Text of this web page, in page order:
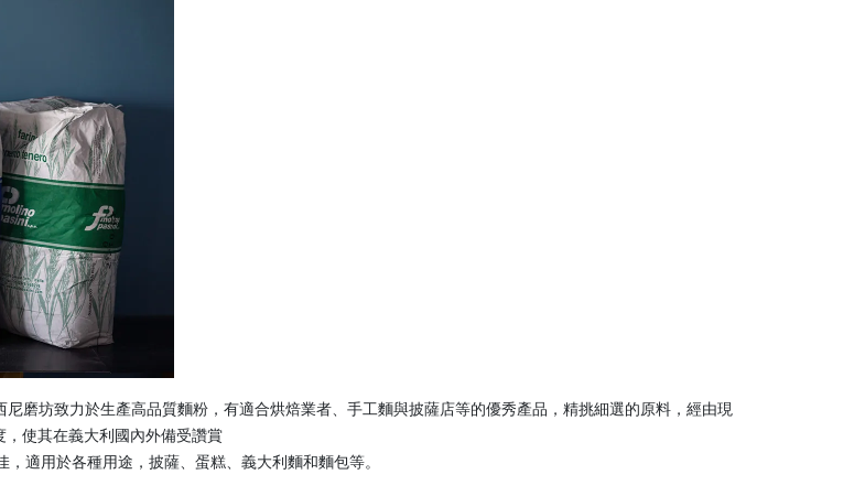
磨坊致力於生產高品質麵粉，有適合烘焙業者、手工麵與披薩店等的優秀產品，精挑細選的原料，經由現
使其在義大利國內外備受讚賞
適用於各種用途，披薩、蛋糕、義大利麵和麵包等。